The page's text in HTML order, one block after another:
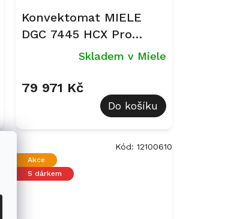
Konvektomat MIELE
DGC 7445 HCX Pro
Obsidian černáSkladem v Miele
79 971 Kč
Do košíku
Akce
S dárkem
Kód: 12100610